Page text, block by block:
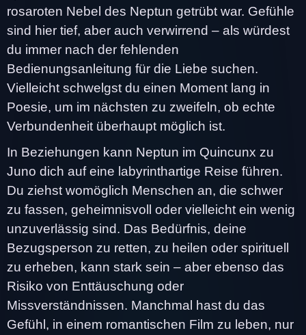
rosaroten Nebel des Neptun getrübt war. Gefühle
sind hier tief, aber auch verwirrend – als würdest
du immer nach der fehlenden
Bedienungsanleitung für die Liebe suchen.
Vielleicht schwelgst du einen Moment lang in
Poesie, um im nächsten zu zweifeln, ob echte
Verbundenheit überhaupt möglich ist.
In Beziehungen kann Neptun im Quincunx zu
Juno dich auf eine labyrinthartige Reise führen.
Du ziehst womöglich Menschen an, die schwer
zu fassen, geheimnisvoll oder vielleicht ein wenig
unzuverlässig sind. Das Bedürfnis, deine
Bezugsperson zu retten, zu heilen oder spirituell
zu erheben, kann stark sein – aber ebenso das
Risiko von Enttäuschung oder
Missverständnissen. Manchmal hast du das
Gefühl, in einem romantischen Film zu leben, nur